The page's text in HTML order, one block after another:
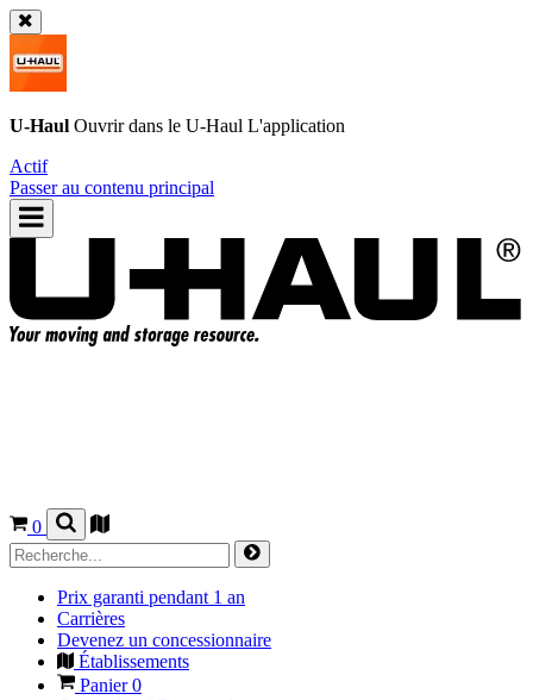
U-Haul Ouvrir dans le U-Haul L'application
Actif
Passer au contenu principal
0
Prix garanti pendant 1 an
Carrières
Devenez un concessionnaire
Établissements
Panier0